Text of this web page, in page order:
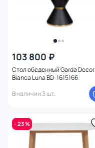
103 800 ₽
Стол обеденный Garda Decor
Bianca Luna BD-1615166
В наличии 3 шт.
- 23 %